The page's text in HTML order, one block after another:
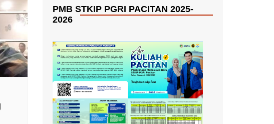
PMB STKIP PGRI PACITAN 2025-
2026